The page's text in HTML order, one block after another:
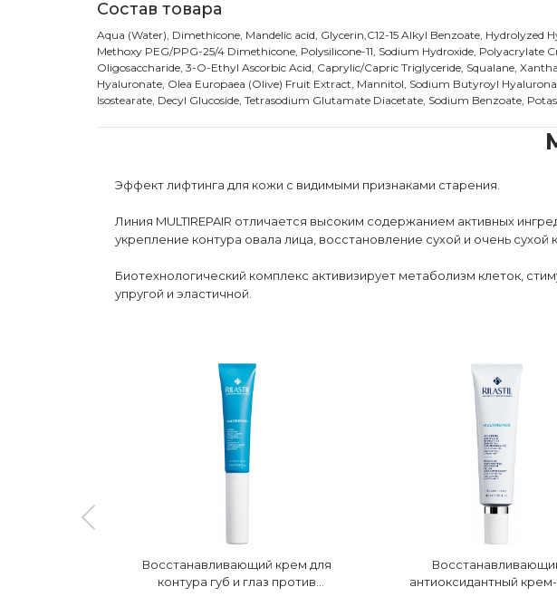
Состав товара
Aqua (Water), Dimethicone, Mandelic acid, Glycerin,C12-15 Alkyl Benzoate,
Methoxy PEG/PPG-25/4 Dimethicone, Polysilicone-11, Sodium Hydroxide,
Oligosaccharide, 3-O-Ethyl Ascorbic Acid, Caprylic/Capric Triglyceride, Squalane,
Hyaluronate, Olea Europaea (Olive) Fruit Extract, Mannitol, Sodium Butyroyl
Isostearate, Decyl Glucoside, Tetrasodium Glutamate Diacetate, Sodium Benzoate,
Эффект лифтинга для кожи с видимыми признаками старения.
Линия MULTIREPAIR отличается высоким содержанием активных
укрепление контура овала лица, восстановление сухой и очень сухой
Биотехнологический комплекс активизирует метаболизм клеток,
упругой и эластичной.
Восстанавливающий крем для
контура губ и глаз против
антиоксидантный